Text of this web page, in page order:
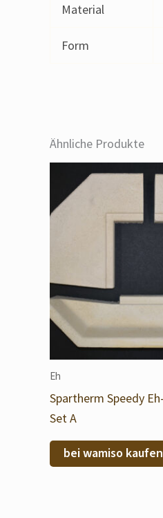
Material
Form
Ähnliche Produkte
Eh
Spartherm Speedy
Set A
bei wamiso kaufen